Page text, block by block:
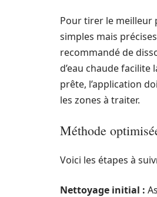
Pour tirer le meilleur
simples mais
recommandé de
d’eau chaude
prête, l’application
les zones à traiter.
Méthode
Voici les étapes à
Nettoyage initial :